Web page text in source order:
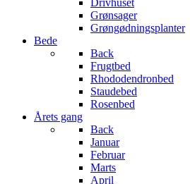
Drivhuset
Grønsager
Grøngødningsplanter
Bede
Back
Frugtbed
Rhododendronbed
Staudebed
Rosenbed
Årets gang
Back
Januar
Februar
Marts
April